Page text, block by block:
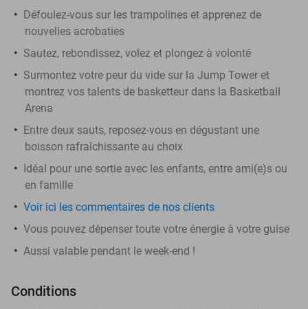
Défoulez-vous sur les trampolines et apprenez de
nouvelles acrobaties
Sautez, rebondissez, volez et plongez à volonté
Surmontez votre peur du vide sur la Jump Tower et
montrez vos talents de basketteur dans la Basketball
Arena
Entre deux sauts, reposez-vous en dégustant une
boisson rafraîchissante au choix
Idéal pour une sortie avec les enfants, entre ami(e)s ou
en famille
Voir ici les commentaires de nos clients
Vous pouvez dépenser toute votre énergie à votre guise
Aussi valable pendant le week-end !
Conditions